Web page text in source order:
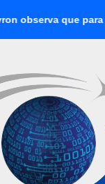
para 2028